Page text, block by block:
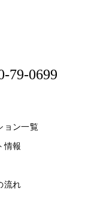
79-0699
ョン一覧
情報
流れ